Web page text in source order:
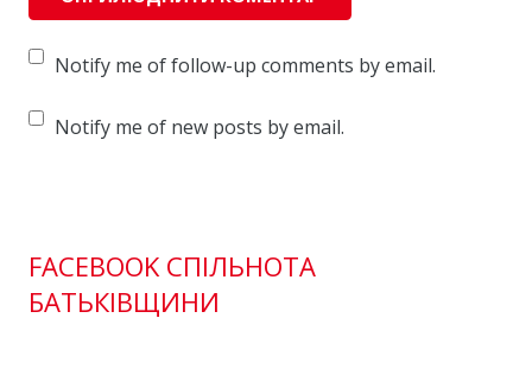
Notify me of follow-up comments by email.
Notify me of new posts by email.
FACEBOOK СПІЛЬНОТА
БАТЬКІВЩИНИ